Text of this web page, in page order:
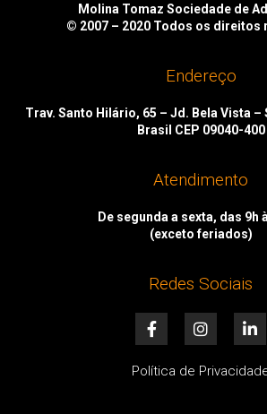
Molina Tomaz Sociedade de
© 2007 – 2020 Todos os direitos
Endereço
Trav. Santo Hilário, 65 – Jd. Bela Vista –
Brasil CEP 09040-400
Atendimento
De segunda a sexta, das 9h
(exceto feriados)
Redes Sociais
F
a
e
I
n
t
i
k
Política de